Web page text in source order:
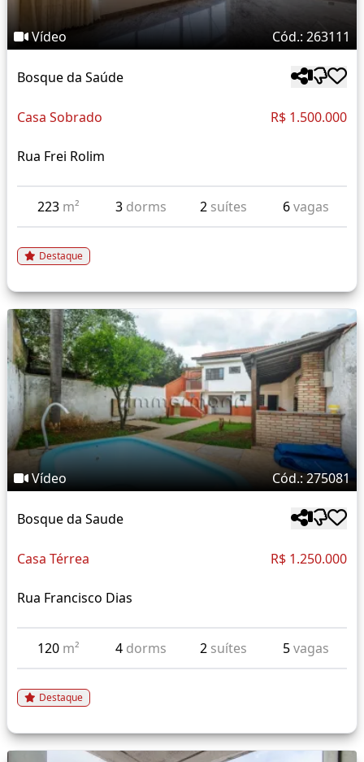
Vídeo Cód.: 263111
Bosque da Saúde
Casa Sobrado R$ 1.500.000
Rua Frei Rolim
223 m² 3 dorms 2 suítes 6vagas
Destaque
Vídeo Cód.: 275081
Bosque da Saude
Casa Térrea R$ 1.250.000
Rua Francisco Dias
120 m² 4 dorms 2 suítes 5vagas
Destaque